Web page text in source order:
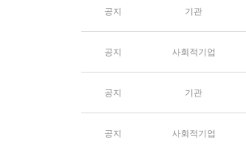
공지 기관
공지 사회적기업
공지 기관
공지 사회적기업